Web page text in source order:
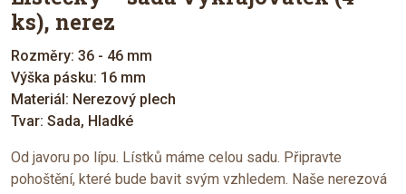
ks), nerez
Rozměry: 36 - 46 mm
Výška pásku: 16 mm
Materiál: Nerezový plech
Tvar: Sada, Hladké
Od javoru po lípu. Lístků máme celou sadu. Připravte
pohoštění, které bude bavit svým vzhledem. Naše nerezová